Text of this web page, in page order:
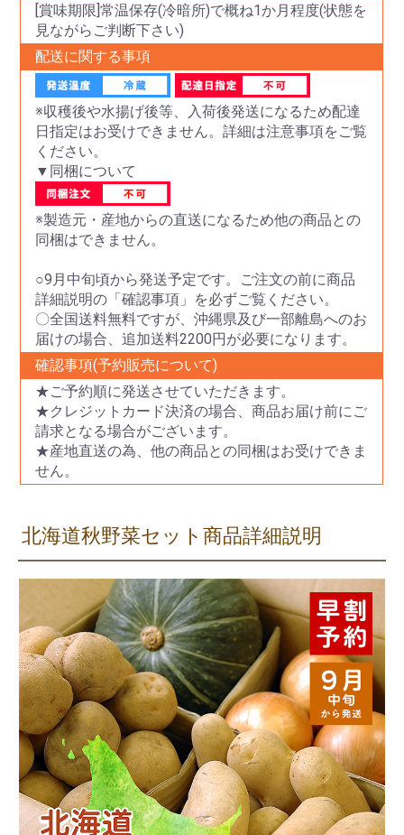
[賞味期限]常温保存(冷暗所)で概ね1か月程度(状態を
見ながらご判断下さい)
配送に関する事項
※収穫後や水揚げ後等、入荷後発送になるため配達
日指定はお受けできません。詳細は注意事項をご覧
ください。
▼同梱について
※製造元・産地からの直送になるため他の商品との
同梱はできません。
○9月中旬頃から発送予定です。ご注文の前に商品
詳細説明の「確認事項」を必ずご覧ください。
〇全国送料無料ですが、沖縄県及び一部離島へのお
届けの場合、追加送料2200円が必要になります。
確認事項(予約販売について)
★ご予約順に発送させていただきます。
★クレジットカード決済の場合、商品お届け前にご
請求となる場合がございます。
★産地直送の為、他の商品との同梱はお受けできま
せん。
北海道秋野菜セット商品詳細説明